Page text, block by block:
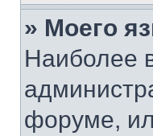
» Моего
Наиболее
форуме,